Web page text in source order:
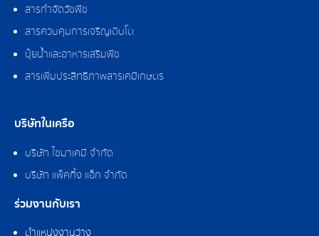
สารกำจัดวัชพืช
สารควบคุมการเจริญเติบโต
ปุ๋ยน้ำและอาหารเสริมพืช
สารเพิ่มประสิทธิภาพสารเคมีเกษตร
บริษัทในเครือ
บริษัท ไซมาเคมี จำกัด
บริษัท แพ็คกิ้ง แอ็ก จำกัด
ร่วมงานกับเรา